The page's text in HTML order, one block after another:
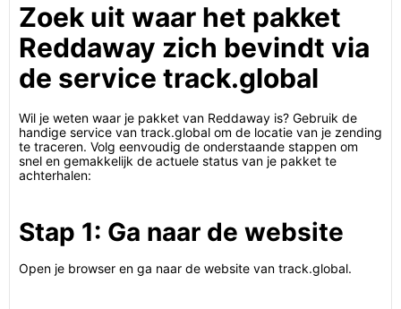
Zoek uit waar het pakket
Reddaway zich bevindt via
de service track.global
Wil je weten waar je pakket van Reddaway is? Gebruik de
handige service van track.global om de locatie van je zending
te traceren. Volg eenvoudig de onderstaande stappen om
snel en gemakkelijk de actuele status van je pakket te
achterhalen:
Stap 1: Ga naar de website
Open je browser en ga naar de website van track.global.